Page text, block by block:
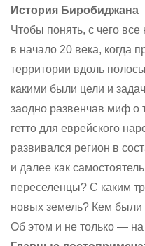
История Биробиджана
Чтобы понять, с чего
в начало 20 века, когда
территории вдоль
какими были цели и
заодно развенчав миф о
гетто для еврейского
развивался регион в
и далее как
переселенцы? С каким
новых земель? Кем были
Об этом и не только — на